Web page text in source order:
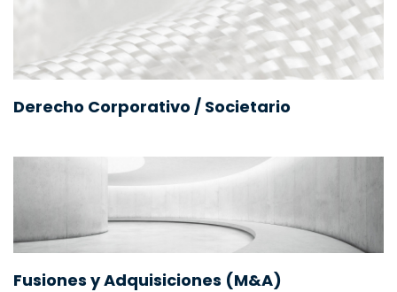
Derecho Corporativo / Societario
Fusiones y Adquisiciones (M&A)